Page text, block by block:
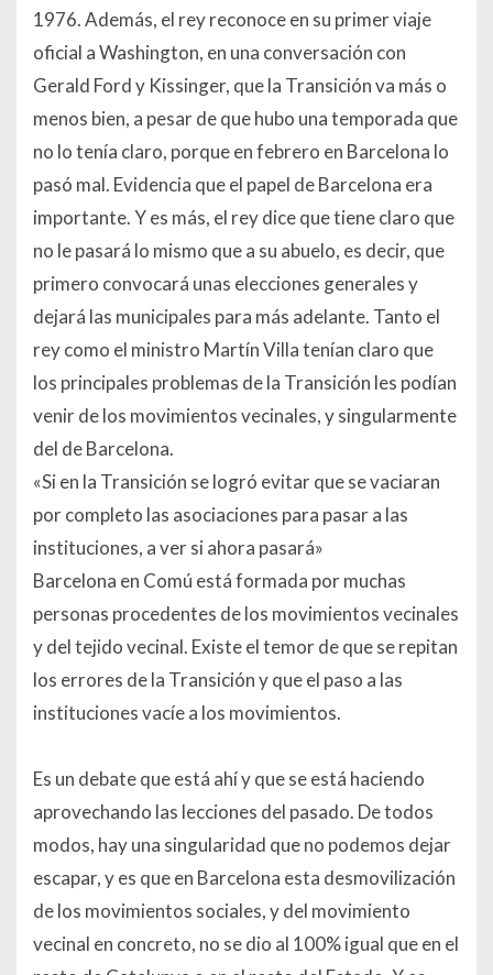
1976. Además, el rey reconoce en su primer viaje
oficial a Washington, en una conversación con
Gerald Ford y Kissinger, que la Transición va más o
menos bien, a pesar de que hubo una temporada que
no lo tenía claro, porque en febrero en Barcelona lo
pasó mal. Evidencia que el papel de Barcelona era
importante. Y es más, el rey dice que tiene claro que
no le pasará lo mismo que a su abuelo, es decir, que
primero convocará unas elecciones generales y
dejará las municipales para más adelante. Tanto el
rey como el ministro Martín Villa tenían claro que
los principales problemas de la Transición les podían
venir de los movimientos vecinales, y singularmente
del de Barcelona.
«Si en la Transición se logró evitar que se vaciaran
por completo las asociaciones para pasar a las
instituciones, a ver si ahora pasará»
Barcelona en Comú está formada por muchas
personas procedentes de los movimientos vecinales
y del tejido vecinal. Existe el temor de que se repitan
los errores de la Transición y que el paso a las
instituciones vacíe a los movimientos.
Es un debate que está ahí y que se está haciendo
aprovechando las lecciones del pasado. De todos
modos, hay una singularidad que no podemos dejar
escapar, y es que en Barcelona esta desmovilización
de los movimientos sociales, y del movimiento
vecinal en concreto, no se dio al 100% igual que en el